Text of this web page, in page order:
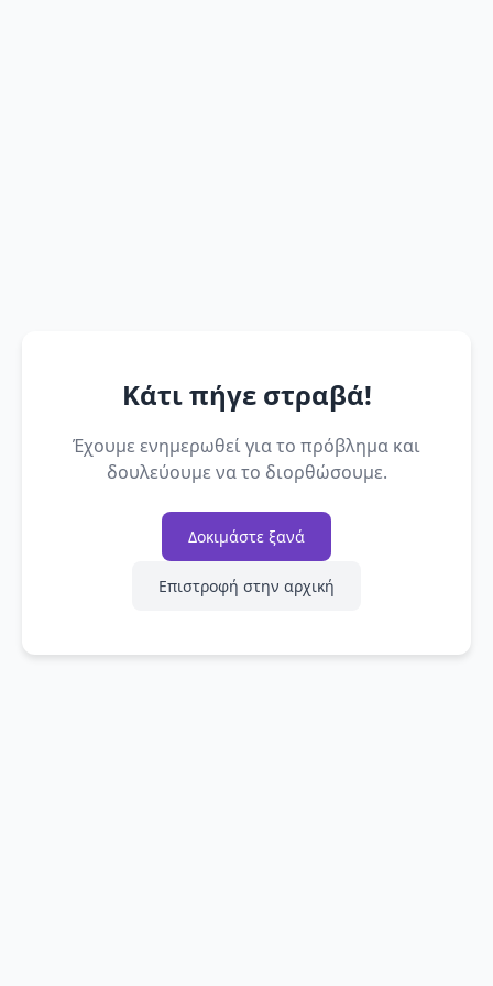
Κάτι πήγε στραβά!
Έχουμε ενημερωθεί για το πρόβλημα και
δουλεύουμε να το διορθώσουμε.
Δοκιμάστε ξανά
Επιστροφή στην αρχική